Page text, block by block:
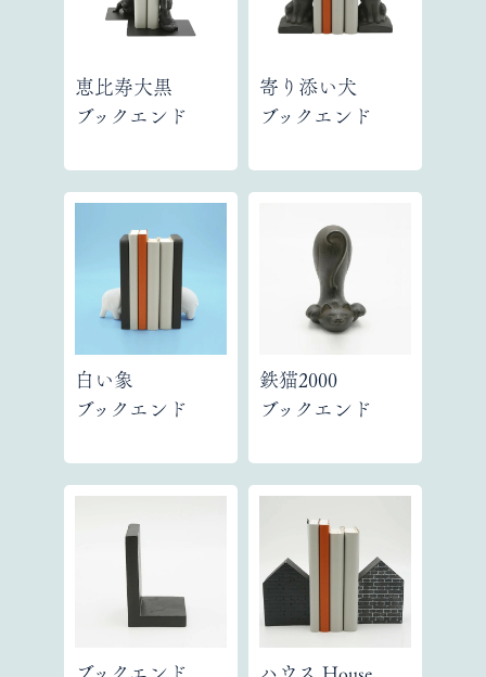
恵比寿大黒
ブックエンド
寄り添い犬
ブックエンド
白い象
ブックエンド
鉄猫2000
ブックエンド
ブックエンド ハウス House